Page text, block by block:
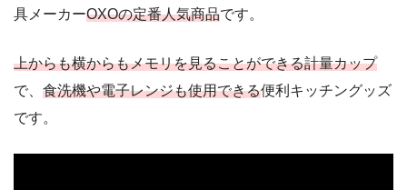
具メーカーOXOの定番人気商品です。
上からも横からもメモリを見ることができる計量カップ
で、 食洗機や電子レンジも使用できる便利キッチングッズ
です。